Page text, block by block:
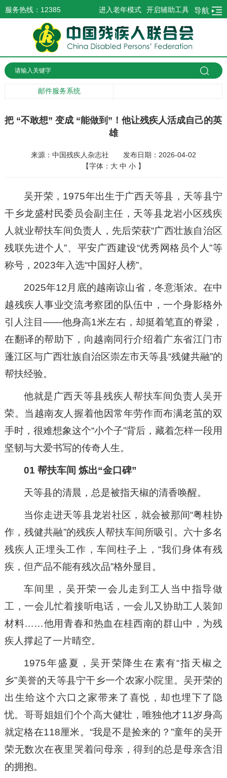
服务热线：12385 导航
开启辅助工具
进入老年模式
邮件服务系统
把 “不敢想” 变成 “能做到”！他让残疾人活成自己的英
雄
来源：中国残疾人杂志社
发布日期：2026-04-02
【字体： 大 中 小 】
吴开荣，1975年出生于广西天等县，天等县宁
干乡龙盛村民委员会副主任，天等县龙岩小区残疾
人就业帮扶车间负责人，先后荣获“广西壮族自治区
残联先进个人”、平安广西建设“优秀网格员个人”等
称号，2023年入选“中国好人榜”。
2025年12月底的越南谅山省，冬意渐浓。在中
越残疾人事业交流考察团的队伍中，一个身影格外
引人注目——他身高1米左右，却挺着笔直的脊梁，
在翻译的帮助下，向越南同行介绍着广东省江门市
蓬江区与广西壮族自治区崇左市天等县“残健共融”的
帮扶经验。
他就是广西天等县残疾人帮扶车间负责人吴开
荣。当越南友人握着他因常年劳作而布满老茧的双
手时，很难想象这个“小个子”背后，藏着怎样一段用
坚韧与大爱书写的传奇人生。
01 帮扶车间 炼出“金口碑”
天等县的清晨，总是被指天椒的清香唤醒。
当你走进天等县龙岩社区，就会被那间“粤桂协
作，残健共融”的残疾人帮扶车间所吸引。六十多名
残疾人正埋头工作，车间柱子上，“我们身体有残
疾，但产品不能有残次品”格外显目。
车间里，吴开荣一会儿走到工人当中指导做
工，一会儿忙着接听电话，一会儿又协助工人装卸
材料……他用青春和热血在桂西南的群山中，为残
疾人撑起了一片晴空。
1975年盛夏，吴开荣降生在素有“指天椒之
乡”美誉的天等县宁干乡一个农家小院里。吴开荣的
出生给这个六口之家带来了喜悦，却也埋下了隐
忧。哥哥姐姐们个个高大健壮，唯独他才11岁身高
就定格在118厘米。“我是不是捡来的？”童年的吴开
荣无数次在夜里哭着问母亲，得到的总是母亲含泪
的拥抱。